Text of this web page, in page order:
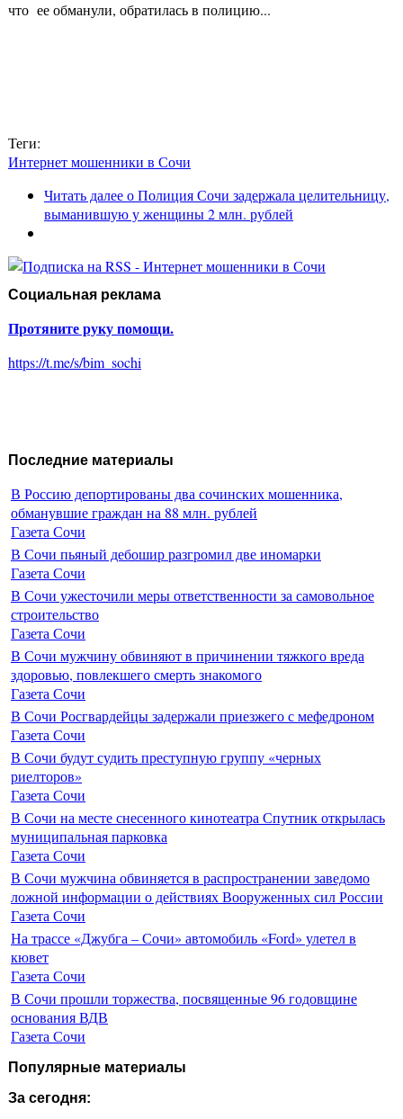
что ее обманули, обратилась в полицию...
Теги:
Интернет мошенники в Сочи
Читать далеео Полиция Сочи задержала целительницу,
выманившую у женщины 2 млн. рублей
Социальная реклама
Протяните руку помощи.
https://t.me/s/bim_sochi
Последние материалы
В Россию депортированы два сочинских мошенника,
обманувшие граждан на 88 млн. рублей
Газета Сочи
В Сочи пьяный дебошир разгромил две иномарки
Газета Сочи
В Сочи ужесточили меры ответственности за самовольное
строительство
Газета Сочи
В Сочи мужчину обвиняют в причинении тяжкого вреда
здоровью, повлекшего смерть знакомого
Газета Сочи
В Сочи Росгвардейцы задержали приезжего с мефедроном
Газета Сочи
В Сочи будут судить преступную группу «черных
риелторов»
Газета Сочи
В Сочи на месте снесенного кинотеатра Спутник открылась
муниципальная парковка
Газета Сочи
В Сочи мужчина обвиняется в распространении заведомо
ложной информации о действиях Вооруженных сил России
Газета Сочи
На трассе «Джубга – Сочи» автомобиль «Ford» улетел в
кювет
Газета Сочи
В Сочи прошли торжества, посвященные 96 годовщине
основания ВДВ
Газета Сочи
Популярные материалы
За сегодня: